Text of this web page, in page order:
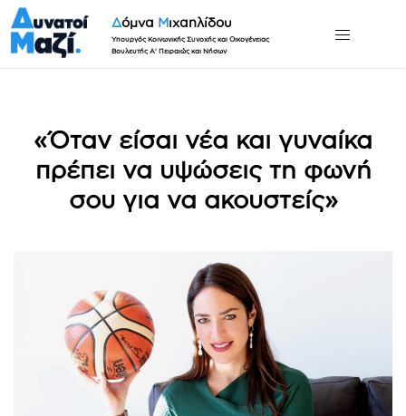
Δόμνα Μιχαηλίδου
Υπουργός Κοινωνικής Συνοχής και Οικογένειας
Βουλευτής Α' Πειραιώς και Νήσων
«Όταν είσαι νέα και γυναίκα
πρέπει να υψώσεις τη φωνή
σου για να ακουστείς»